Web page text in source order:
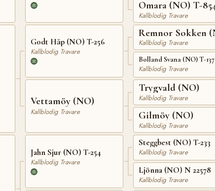
Godt Håp (NO) T-256
Kallblodig Travare
Vettamöy (NO)
Kallblodig Travare
Jahn Sjur (NO) T-254
Kallblodig Travare
Omara (NO) T-
Kallblodig Travare
Remnor Sokken
Kallblodig Travare
Bolland Svana (NO) T-
Kallblodig Travare
Trygvald (NO)
Kallblodig Travare
Gilmöy (NO)
Kallblodig Travare
Steggbest (NO) T-233
Kallblodig Travare
Ljönna (NO) N 22578
Kallblodig Travare